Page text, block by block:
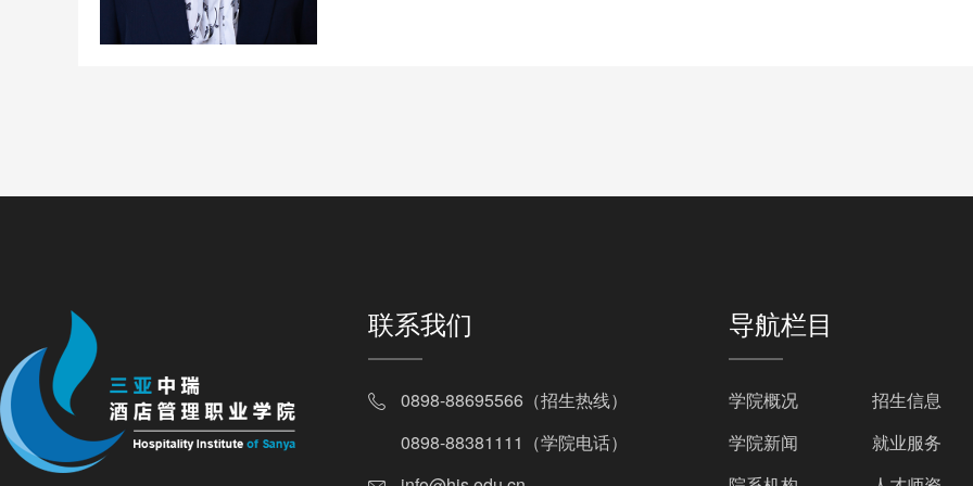
联系我们
0898-88695566（招生热线）
0898-88381111（学院电话）
导航栏目
学院概况
学院新闻
招生信息
就业服务